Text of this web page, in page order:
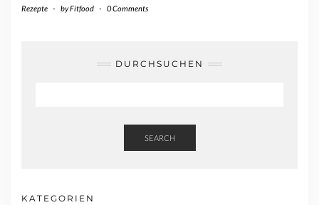
Rezepte - byFitfood - 0 Comments
DURCHSUCHEN
SEARCH
KATEGORIEN